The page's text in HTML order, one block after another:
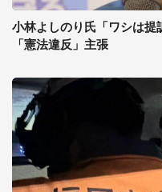
小林よしのり氏「ワシは
「憲法違反」主張